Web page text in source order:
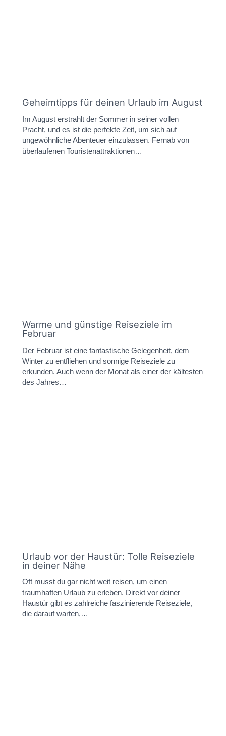
Geheimtipps für deinen Urlaub im August
Im August erstrahlt der Sommer in seiner vollen
Pracht, und es ist die perfekte Zeit, um sich auf
ungewöhnliche Abenteuer einzulassen. Fernab von
überlaufenen Touristenattraktionen…
Warme und günstige Reiseziele im
Februar
Der Februar ist eine fantastische Gelegenheit, dem
Winter zu entfliehen und sonnige Reiseziele zu
erkunden. Auch wenn der Monat als einer der kältesten
des Jahres…
Urlaub vor der Haustür: Tolle Reiseziele
in deiner Nähe
Oft musst du gar nicht weit reisen, um einen
traumhaften Urlaub zu erleben. Direkt vor deiner
Haustür gibt es zahlreiche faszinierende Reiseziele,
die darauf warten,…